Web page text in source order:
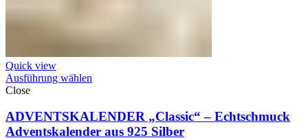
Quick view
Ausführung wählen
Close
ADVENTSKALENDER „Classic“ – Echtschmuck
Adventskalender aus 925 Silber